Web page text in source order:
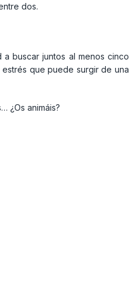
dos.
buscar juntos al menos cinco
que puede surgir de una
¿Os animáis?